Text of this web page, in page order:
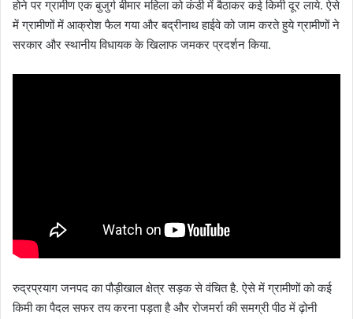
होने पर ग्रामीण एक बुजुर्ग बीमार महिला को कंडी में बैठाकर कई किमी दूर लाये. ऐसे
में ग्रामीणों में आक्रोश फैल गया और बद्रीनाथ हाईवे को जाम करते हुये ग्रामीणों ने
सरकार और स्थानीय विधायक के खिलाफ जमकर प्रदर्शन किया.
रुद्रप्रयाग जनपद का पौड़ीखाल क्षेत्र सड़क से वंचित है. ऐसे में ग्रामीणों को कई
किमी का पैदल सफर तय करना पड़ता है और रोजमर्रा की समग्री पीठ में ढ़ोनी